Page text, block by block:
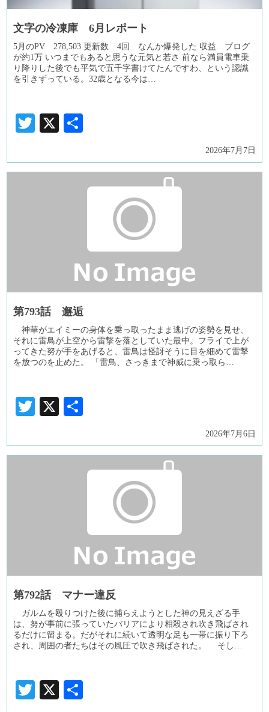
文字の冷凍庫 6月レポート
5月のPV 278,503 更新数 4回 なんか爆発した 収益 ブログ
が約1万 いつまでもあると思うな元気と若さ 前なら満員電車乗
り降りした後でも平気で五千字書けてたんですわ、という認識
を引きずっている。32歳となる今は…
Twitter
X
2026年7月7日
第793話 邂逅
神華がエイミーの身体を乗っ取ったまま逃げの姿勢を見せ、
それに雷鳥が上空から雷撃を落としていた最中。フライで上が
ってきた努が手をあげると、雷鳥は怪訝そうに目を細めて雷撃
を放つのを止めた。 「雷鳥、さっきまで神威に乗っ取ら…
Twitter
X
2026年7月6日
第792話 マナー違反
ガルムを殴りつけた後に捕らえようとした神の見えざる手
は、努が事前に張っていたバリアにより相殺され吹き飛ばされ
るだけに留まる。だがそれに続いて透明な足も一帯に振り下ろ
され、周囲の者たちはその風圧で吹き飛ばされた。 そし…
Twitter
X